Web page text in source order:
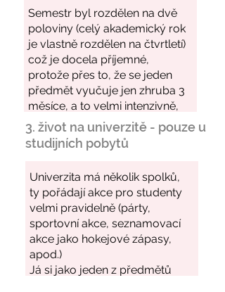
3. život na univerzitě - pouze u
studijních pobytů